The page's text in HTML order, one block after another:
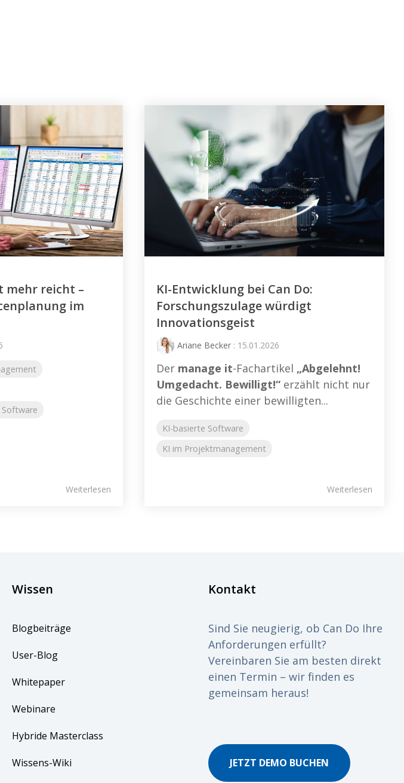
mehr reicht –
im
Weiterlesen
KI-Entwicklung bei Can Do:
Forschungszulage würdigt
Innovationsgeist
Ariane Becker : 15.01.2026
Der manage it-Fachartikel „Abgelehnt!
Umgedacht. Bewilligt!“ erzählt nicht nur
die Geschichte einer bewilligten...
KI-basierte Software
KI im Projektmanagement
Weiterlesen
Wissen
Blogbeiträge
User-Blog
Whitepaper
Webinare
Hybride Masterclass
Wissens-Wiki
Kontakt
Sind Sie neugierig, ob Can Do Ihre
Anforderungen erfüllt?
Vereinbaren Sie am besten direkt
einen Termin – wir finden es
gemeinsam heraus!
JETZT DEMO BUCHEN